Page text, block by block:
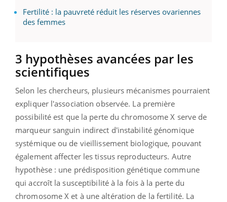
Fertilité : la pauvreté réduit les réserves ovariennes
des femmes
3 hypothèses avancées par les
scientifiques
Selon les chercheurs, plusieurs mécanismes pourraient
expliquer l'association observée. La première
possibilité est que la perte du chromosome X serve de
marqueur sanguin indirect d'instabilité génomique
systémique ou de vieillissement biologique, pouvant
également affecter les tissus reproducteurs. Autre
hypothèse : une prédisposition génétique commune
qui accroît la susceptibilité à la fois à la perte du
chromosome X et à une altération de la fertilité. La